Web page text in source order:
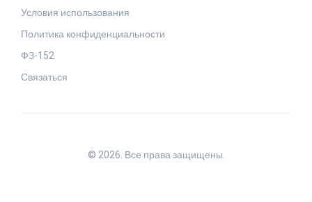
Условия использования
Политика конфиденциальности
ФЗ-152
Связаться
© 2026. Все права защищены.